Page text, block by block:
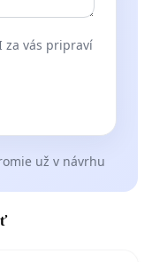
za vás pripraví
už v návrhu